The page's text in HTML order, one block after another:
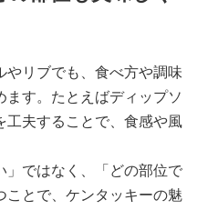
やリブでも、食べ方や調味
す。たとえばディップソ
工夫することで、食感や風
」ではなく、「どの部位で
ことで、ケンタッキーの魅